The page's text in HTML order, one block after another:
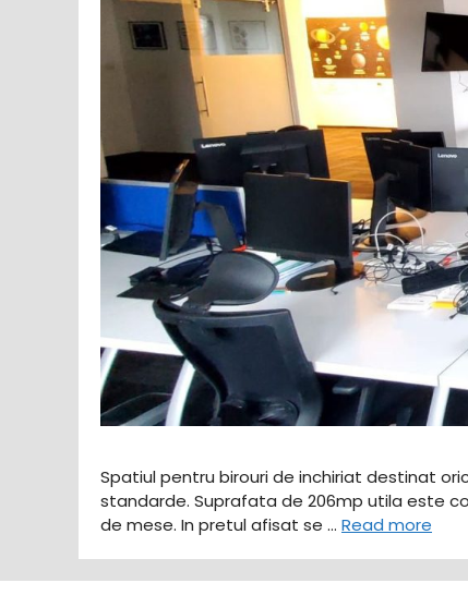
Spatiul pentru birouri de inchiriat destinat
standarde. Suprafata de 206mp utila este
de mese. In pretul afisat se … Read more